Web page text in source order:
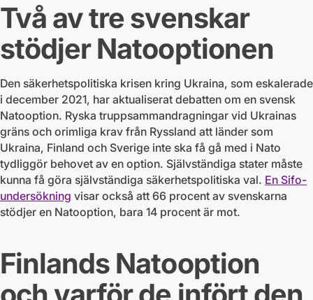
Två av tre svenskar
stödjer Natooptionen
Den säkerhetspolitiska krisen kring Ukraina, som eskalerade
i december 2021, har aktualiserat debatten om en svensk
Natooption. Ryska truppsammandragningar vid Ukrainas
gräns och orimliga krav från Ryssland att länder som
Ukraina, Finland och Sverige inte ska få gå med i Nato
tydliggör behovet av en option. Självständiga stater måste
kunna få göra självständiga säkerhetspolitiska val. En Sifo-
undersökning visar också att 66 procent av svenskarna
stödjer en Natooption, bara 14 procent är mot.
Finlands Natooption